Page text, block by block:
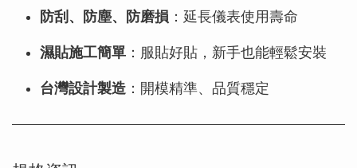
防刮、防塵、防磨損 ：延長儀表使用壽命
濕貼施工簡單 ：服貼好貼，新手也能輕鬆安裝
台灣設計製造 ：開模精準、品質穩定